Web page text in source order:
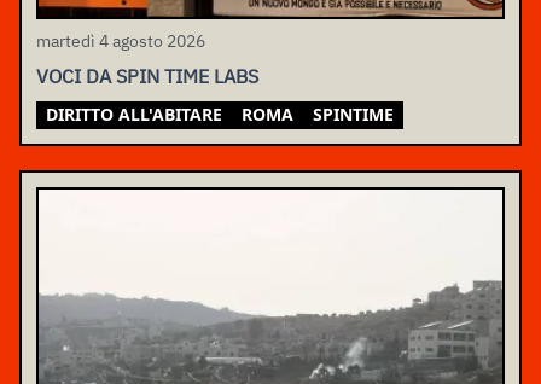
martedì 4 agosto 2026
VOCI DA SPIN TIME LABS
DIRITTO ALL'ABITARE ROMA SPINTIME